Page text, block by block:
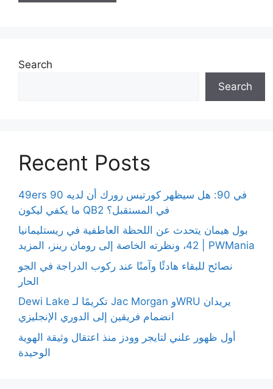
Search
Search
Recent Posts
49ers 90 في 90: هل سيظهر كورتيس رورك أن لديه
ما يكفي ليكون QB2 في المستقبل؟
بول هيمان يتحدث عن اللحظة العاطفية في ريستليمانيا
42، ونظرته الخاصة إلى رومان رينز، المزيد | PWMania
نصائح للبقاء هادئًا وآمنًا عند ركوب الدراجة في الجو
الحار
Dewi Lake تكريمًا لـ Jac Morgan وWRU يريدان
انضمام فريقين إلى الدوري الإنجليزي
أول ظهور علني لتايجر وودز منذ اعتقال وثيقة الهوية
الوحيدة